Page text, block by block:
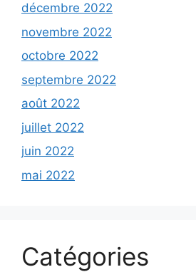
décembre 2022
novembre 2022
octobre 2022
septembre 2022
août 2022
juillet 2022
juin 2022
mai 2022
Catégories